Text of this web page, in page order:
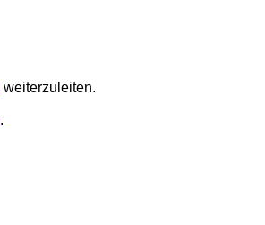
weiterzuleiten.
.